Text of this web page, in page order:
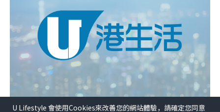
U Lifestyle 會使用Cookies來改善您的網站體驗，請確定您同意